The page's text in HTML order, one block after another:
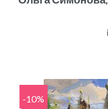
-10%